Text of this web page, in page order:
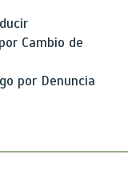
Cambio de
por Denuncia